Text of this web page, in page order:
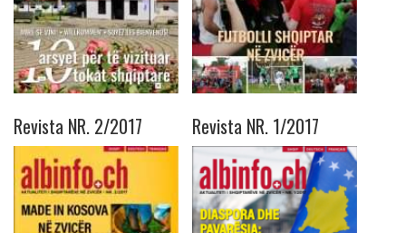
Revista NR. 2/2017 Revista NR. 1/2017